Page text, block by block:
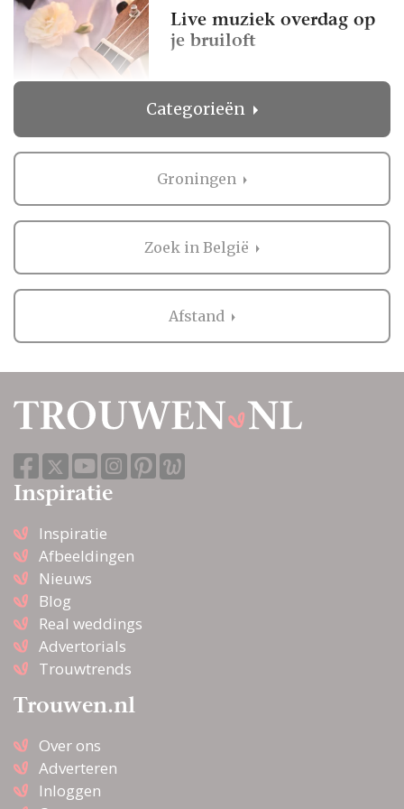
Categorieën
Groningen
Zoek in België
Afstand
Live muziek overdag op
je bruiloft
Laat een uniek en
persoonlijk liedje
schrijven!
Inspiratie
Inspiratie
Afbeeldingen
Nieuws
Blog
Real weddings
Advertorials
Trouwtrends
Trouwen.nl
Over ons
Adverteren
Inloggen